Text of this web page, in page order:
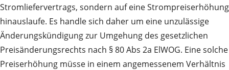
Stromliefervertrags, sondern auf eine Strompreiserhöhung
hinauslaufe. Es handle sich daher um eine unzulässige
Änderungskündigung zur Umgehung des gesetzlichen
Preisänderungsrechts nach § 80 Abs 2a ElWOG. Eine solche
Preiserhöhung müsse in einem angemessenem Verhältnis